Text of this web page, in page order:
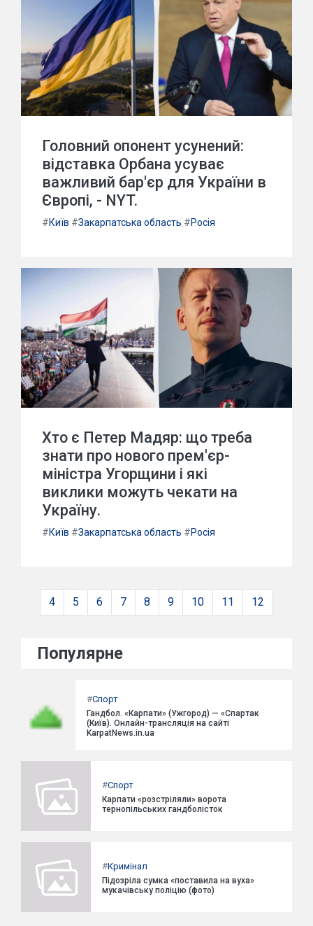
Головний опонент усунений:
відставка Орбана усуває
важливий бар'єр для України в
Європі, - NYT.
#Київ #Закарпатська область #Росія
Хто є Петер Мадяр: що треба
знати про нового прем'єр-
міністра Угорщини і які
виклики можуть чекати на
Україну.
#Київ #Закарпатська область #Росія
4 5 6 7 8 9 10 11 12
Популярне
#Спорт
Гандбол. «Карпати» (Ужгород) — «Спартак
(Київ). Онлайн-трансляція на сайті
KarpatNews.in.ua
#Спорт
Карпати «розстріляли» ворота
тернопільських гандболісток
#Кримінал
Підозріла сумка «поставила на вуха»
мукачівську поліцію (фото)